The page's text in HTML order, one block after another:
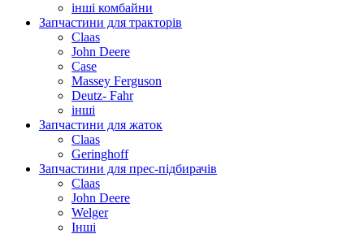
інші комбайни
Запчастини для тракторів
Claas
John Deere
Case
Massey Ferguson
Deutz- Fahr
інші
Запчастини для жаток
Claas
Geringhoff
Запчастини для прес-підбирачів
Claas
John Deere
Welger
Інші